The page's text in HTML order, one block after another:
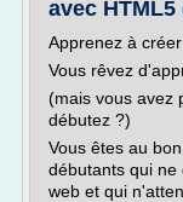
avec HTML5
Apprenez à
Vous rêvez
(mais vous avez
débutez ?)
Vous êtes au
débutants qui ne
web et qui